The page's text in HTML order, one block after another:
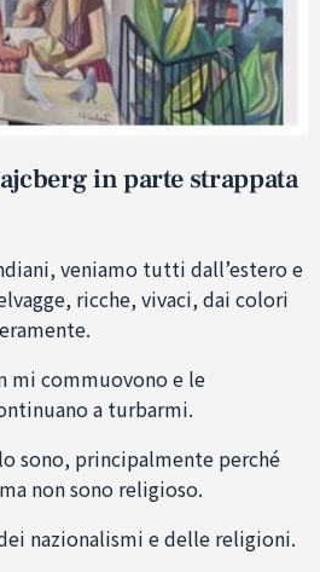
in parte strappata
veniamo tutti dall’estero e
ricche, vivaci, dai colori
mi commuovono e le
a turbarmi.
sono, principalmente perché
non sono religioso.
nazionalismi e delle religioni.